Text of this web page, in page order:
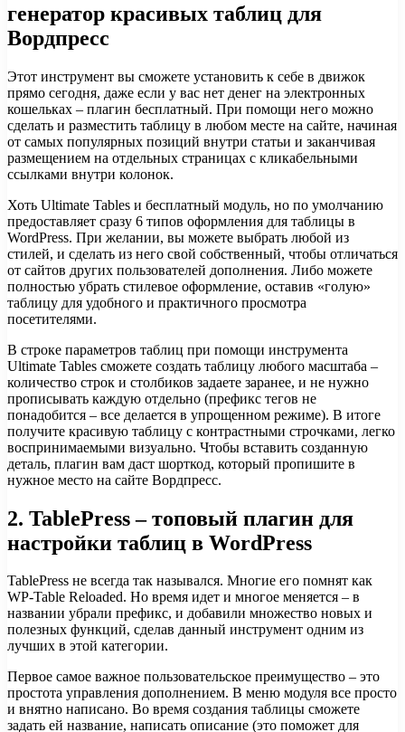
генератор красивых таблиц для
Вордпресс
Этот инструмент вы сможете установить к себе в движок
прямо сегодня, даже если у вас нет денег на электронных
кошельках – плагин бесплатный. При помощи него можно
сделать и разместить таблицу в любом месте на сайте, начиная
от самых популярных позиций внутри статьи и заканчивая
размещением на отдельных страницах с кликабельными
ссылками внутри колонок.
Хоть Ultimate Tables и бесплатный модуль, но по умолчанию
предоставляет сразу 6 типов оформления для таблицы в
WordPress. При желании, вы можете выбрать любой из
стилей, и сделать из него свой собственный, чтобы отличаться
от сайтов других пользователей дополнения. Либо можете
полностью убрать стилевое оформление, оставив «голую»
таблицу для удобного и практичного просмотра
посетителями.
В строке параметров таблиц при помощи инструмента
Ultimate Tables сможете создать таблицу любого масштаба –
количество строк и столбиков задаете заранее, и не нужно
прописывать каждую отдельно (префикс тегов не
понадобится – все делается в упрощенном режиме). В итоге
получите красивую таблицу с контрастными строчками, легко
воспринимаемыми визуально. Чтобы вставить созданную
деталь, плагин вам даст шорткод, который пропишите в
нужное место на сайте Вордпресс.
2. TablePress – топовый плагин для
настройки таблиц в WordPress
TablePress не всегда так назывался. Многие его помнят как
WP-Table Reloaded. Но время идет и многое меняется – в
названии убрали префикс, и добавили множество новых и
полезных функций, сделав данный инструмент одним из
лучших в этой категории.
Первое самое важное пользовательское преимущество – это
простота управления дополнением. В меню модуля все просто
и внятно написано. Во время создания таблицы сможете
задать ей название, написать описание (это поможет для